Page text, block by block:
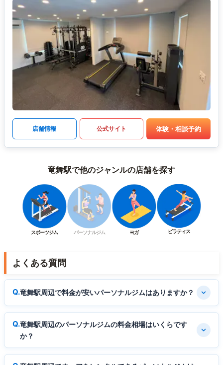
店舗情報 公式サイト 体験・相談予約
竜舞駅で他のジャンルの店舗を探す
スポーツジム パーソナルジム ヨガ ピラティス
よくある質問
竜舞駅周辺で料金が安いパーソナルジムはありますか？
竜舞駅周辺のパーソナルジムの料金相場はいくらです
か？